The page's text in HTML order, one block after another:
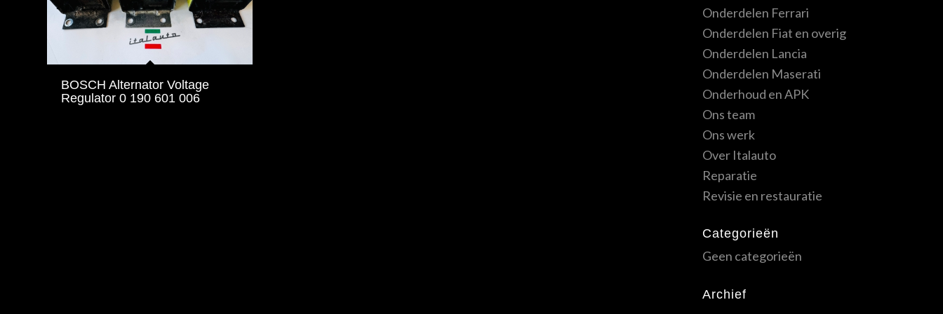
BOSCH Alternator Voltage
Regulator 0 190 601 006
Onderdelen Ferrari
Onderdelen Fiat en overig
Onderdelen Lancia
Onderdelen Maserati
Onderhoud en APK
Ons team
Ons werk
Over Italauto
Reparatie
Revisie en restauratie
Categorieën
Geen categorieën
Archief